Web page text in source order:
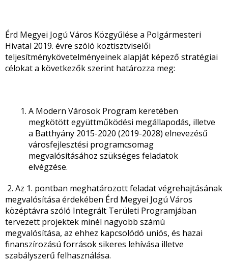
Érd Megyei Jogú Város Közgyűlése a Polgármesteri
Hivatal 2019. évre szóló köztisztviselői
teljesítménykövetelményeinek alapját képező stratégiai
célokat a következők szerint határozza meg:
A Modern Városok Program keretében
megkötött együttműködési megállapodás, illetve
a Batthyány 2015-2020 (2019-2028) elnevezésű
városfejlesztési programcsomag
megvalósításához szükséges feladatok
elvégzése.
2. Az 1. pontban meghatározott feladat végrehajtásának
megvalósítása érdekében Érd Megyei Jogú Város
középtávra szóló Integrált Területi Programjában
tervezett projektek minél nagyobb számú
megvalósítása, az ehhez kapcsolódó uniós, és hazai
finanszírozású források sikeres lehívása illetve
szabályszerű felhasználása.